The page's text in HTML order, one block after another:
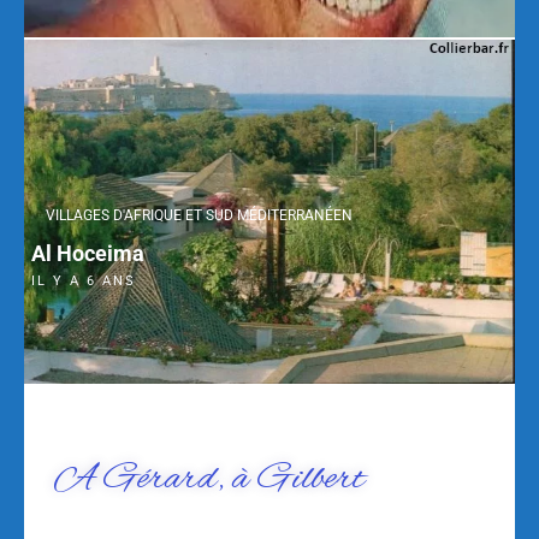
VILLAGES D'AFRIQUE ET SUD MÉDITERRANÉEN
Al Hoceima
IL Y A 6 ANS
A Gérard, à Gilbert